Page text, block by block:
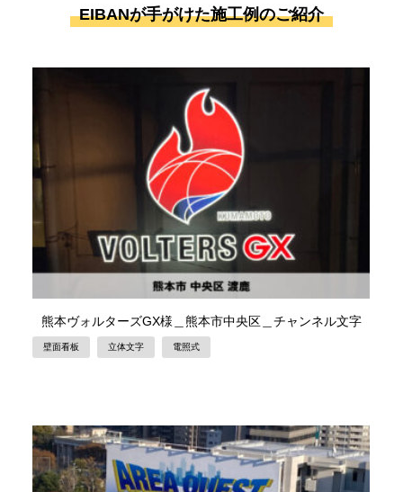
EIBANが手がけた施工例のご紹介
熊本ヴォルターズGX様＿熊本市中央区＿チャンネル文字
壁面看板 立体文字 電照式